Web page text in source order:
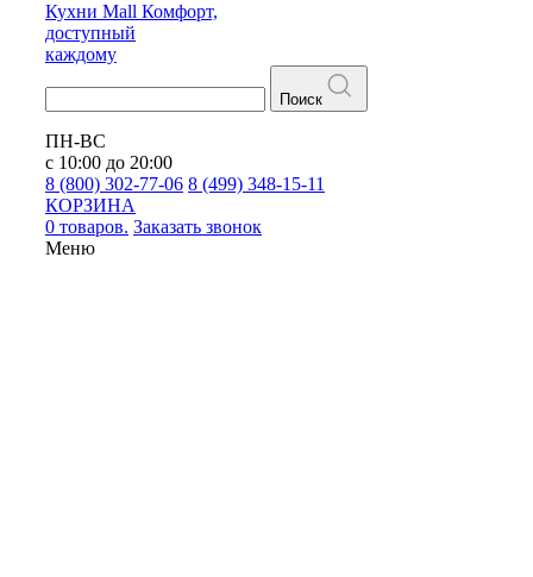
Кухни Mall Комфорт,
доступный
каждому
Поиск
ПН-ВС
с 10:00 до 20:00
8 (800) 302-77-06 8 (499) 348-15-11
КОРЗИНА
0 товаров. Заказать звонок
Меню